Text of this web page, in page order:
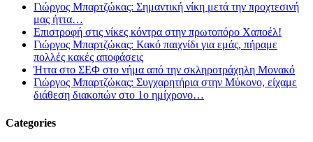
Γιώργος Μπαρτζώκας: Σημαντική νίκη μετά την προχτεσινή
μας ήττα…
Επιστροφή στις νίκες κόντρα στην πρωτοπόρο Χαποέλ!
Γιώργος Μπαρτζώκας: Κακό παιχνίδι για εμάς, πήραμε
πολλές κακές αποφάσεις
Ήττα στο ΣΕΦ στο νήμα από την σκληροτράχηλη Μονακό
Γιώργος Μπαρτζώκας: Συγχαρητήρια στην Μύκονο, είχαμε
διάθεση διακοπών στο 1ο ημίχρονο…
Categories